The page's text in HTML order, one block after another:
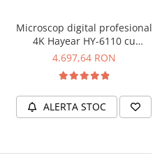
Microscop digital profesional
4K Hayear HY-6110 cu
magnificare 180X
4.697,64 RON
ALERTA STOC